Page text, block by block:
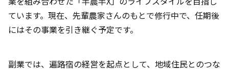
ています。現在、先輩農家さんのもとで修行中で、任期後
にはその事業を引き継ぐ予定です。
副業では、遍路宿の経営を起点として、地域住民とのつな